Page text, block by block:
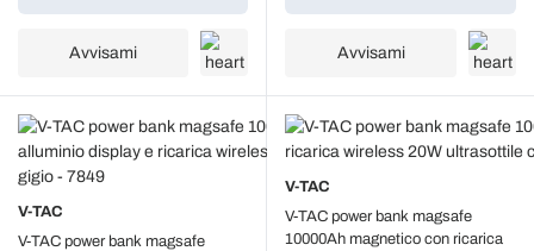
Avvisami Avvisami
V-TAC
V-TAC power bank magsafe
V-TAC
V-TAC power bank magsafe
10000Ah magnetico con ricarica